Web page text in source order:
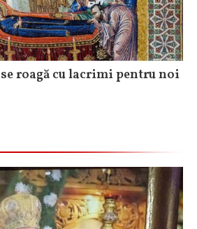
roagă cu lacrimi pentru noi